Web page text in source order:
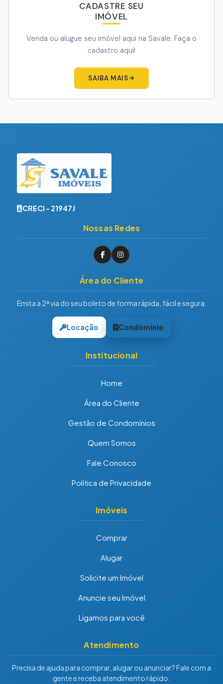
CADASTRE SEU
IMÓVEL
Venda ou alugue seu imóvel aqui na Savale. Faça o
cadastro aqui!
SAIBA MAIS
CRECI - 21947J
Nossas Redes
Área do Cliente
Emita a 2ª via do seu boleto de forma rápida, fácil e segura.
Locação Condomínio
Institucional
Home
Área do Cliente
Gestão de Condomínios
Quem Somos
Fale Conosco
Política de Privacidade
Imóveis
Comprar
Alugar
Solicite um Imóvel
Anuncie seu Imóvel
Ligamos para você
Atendimento
Precisa de ajuda para comprar, alugar ou anunciar? Fale com a
gente e receba atendimento rápido.